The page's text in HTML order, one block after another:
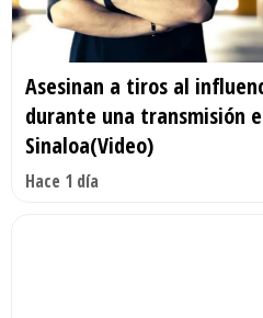
Asesinan a tiros al
durante una transmisión
Sinaloa(Video)
Hace 1 día